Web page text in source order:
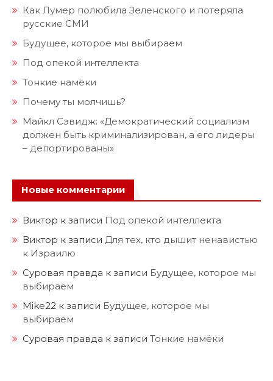
Как Лумер полюбила Зеленского и потеряла
русские СМИ
Будущее, которое мы выбираем
Под опекой интеллекта
Тонкие намёки
Почему ты молчишь?
Майкл Сэвидж: «Демократический социализм
должен быть криминализирован, а его лидеры
– депортированы»
Новые комментарии
Виктор к записи Под опекой интеллекта
Виктор к записи Для тех, кто дышит ненавистью
к Израилю
Суровая правда к записи Будущее, которое мы
выбираем
Mike22 к записи Будущее, которое мы
выбираем
Суровая правда к записи Тонкие намёки